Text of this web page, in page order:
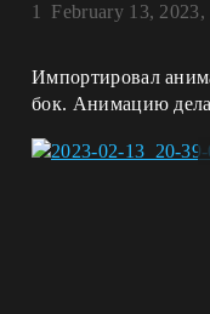
February 13, 2023,
1
Импортировал
бок. Анимацию